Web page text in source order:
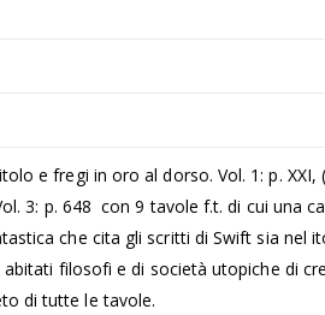
e fregi in oro al dorso. Vol. 1: p.
3: p. 648 con 9 tavole f.t. di cui una
che cita gli scritti di Swift sia
filosofi e di società utopiche di
di tutte le tavole.